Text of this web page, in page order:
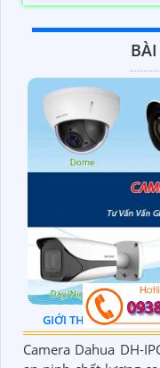
GIỚI THIỆU VỀ
Camera Dahua DH-